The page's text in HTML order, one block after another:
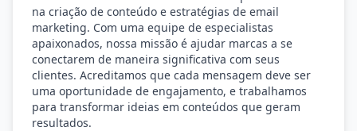
na criação de conteúdo e estratégias de email
marketing. Com uma equipe de especialistas
apaixonados, nossa missão é ajudar marcas a se
conectarem de maneira significativa com seus
clientes. Acreditamos que cada mensagem deve ser
uma oportunidade de engajamento, e trabalhamos
para transformar ideias em conteúdos que geram
resultados.